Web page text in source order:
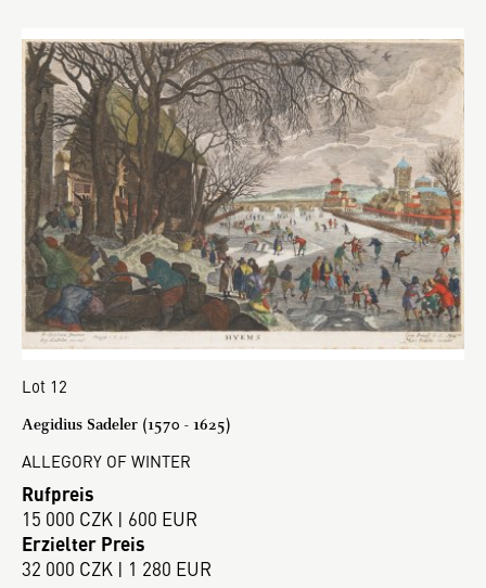
Lot 12
Aegidius Sadeler (1570 - 1625)
ALLEGORY OF WINTER
Rufpreis
15 000 CZK | 600 EUR
Erzielter Preis
32 000 CZK | 1 280 EUR